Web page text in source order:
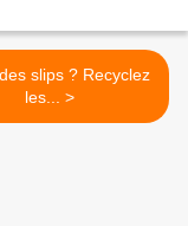
slips ? Recyclez
les... >